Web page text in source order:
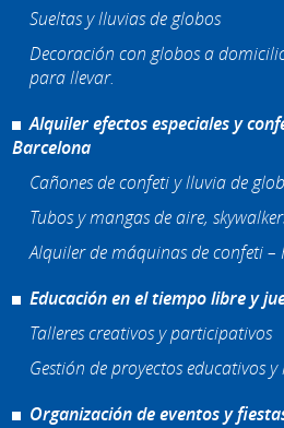
Sueltas y lluvias de globos
Decoración con globos a
para llevar.
Alquiler efectos especiales y
Barcelona
Cañones de confeti y lluvia de
Tubos y mangas de aire,
Alquiler de máquinas de confeti
Educación en el tiempo libre y
Talleres creativos y participativos
Gestión de proyectos educativos
Organización de eventos y